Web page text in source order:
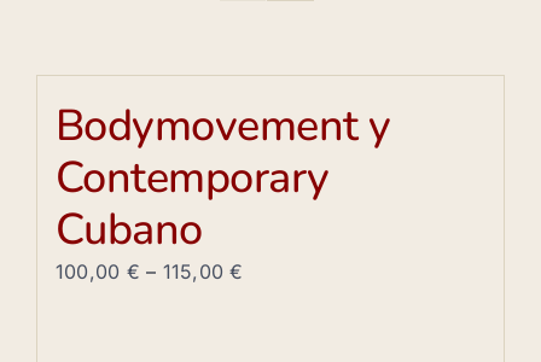
Bodymovement y
Contemporary
Cubano
100,00 € – 115,00€